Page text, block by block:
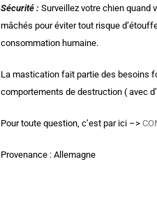
Sécurité : Surveillez votre chien quand
mâchés pour éviter tout risque
consommation humaine.
La mastication fait partie des besoins
comportements de destruction ( avec
Pour toute question, c’est par ici –>
Provenance : Allemagne